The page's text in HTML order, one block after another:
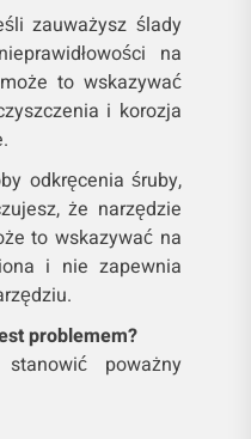
zauważysz ślady
na
to wskazywać
i korozja
odkręcenia śruby,
że narzędzie
to wskazywać na
i nie zapewnia
problemem?
poważny